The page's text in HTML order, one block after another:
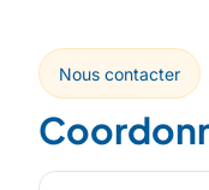
Nous contacter